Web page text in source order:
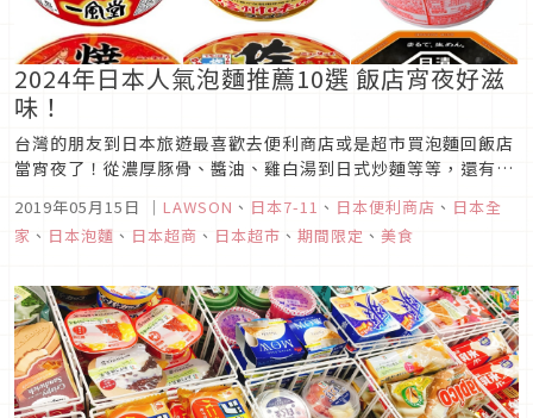
2024年日本人氣泡麵推薦10選 飯店宵夜好滋
味！
台灣的朋友到日本旅遊最喜歡去便利商店或是超市買泡麵回飯店
當宵夜了！從濃厚豚骨、醬油、雞白湯到日式炒麵等等，還有與
味。日本泡麵口味不僅豐富且多樣化，一直不間斷推出新商品用
來滿足大家的味蕾，讓人每次到了日本都有不同的驚喜，現在就
2019年05月15日 ｜ LAWSON 、 日本7-11 、 日本便利商店 、 日本全
家 、 日本泡麵 、 日本超商 、 日本超市 、 期間限定 、 美食